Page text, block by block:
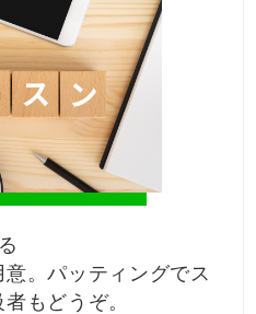
。パッティングでス
もどうぞ。